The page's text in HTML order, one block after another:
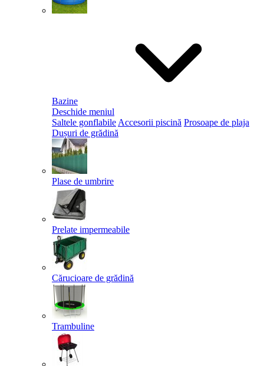
Bazine
Deschide meniul
Saltele gonflabile Accesorii piscină Prosoape de plaja
Dușuri de grădină
Plase de umbrire
Prelate impermeabile
Cărucioare de grădină
Trambuline